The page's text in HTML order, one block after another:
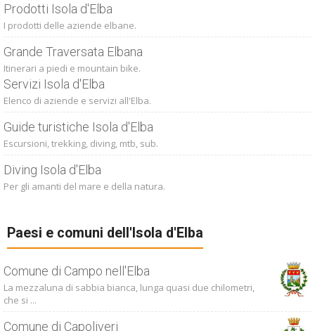
Prodotti Isola d'Elba
I prodotti delle aziende elbane.
Grande Traversata Elbana
Itinerari a piedi e mountain bike.
Servizi Isola d'Elba
Elenco di aziende e servizi all'Elba.
Guide turistiche Isola d'Elba
Escursioni, trekking, diving, mtb, sub.
Diving Isola d'Elba
Per gli amanti del mare e della natura.
Paesi e comuni dell'Isola d'Elba
Comune di Campo nell'Elba
La mezzaluna di sabbia bianca, lunga quasi due chilometri,
che si ...
Comune di Capoliveri